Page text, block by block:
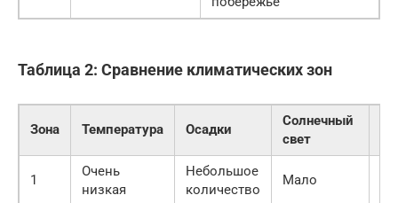
Таблица 2: Сравнение климатических зон
Зона Температура Осадки
Солнечный
свет
1
Очень
низкая
Небольшое
количество
Мало